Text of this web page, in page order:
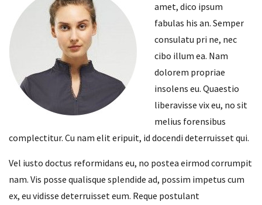
amet, dico ipsum
fabulas his an. Semper
consulatu pri ne, nec
cibo illum ea. Nam
dolorem propriae
insolens eu. Quaestio
liberavisse vix eu, no sit
melius forensibus
complectitur. Cu nam elit eripuit, id docendi deterruisset qui.
Vel iusto doctus reformidans eu, no postea eirmod corrumpit
nam. Vis posse qualisque splendide ad, possim impetus cum
ex, eu vidisse deterruisset eum. Reque postulant